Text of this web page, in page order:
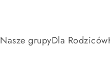
Nasze grupyDla Rodziców